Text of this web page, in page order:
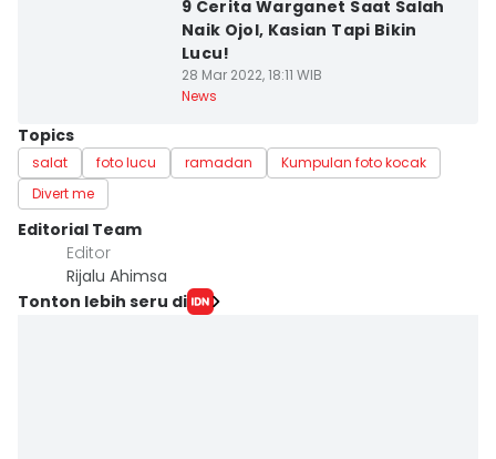
9 Cerita Warganet Saat Salah
Naik Ojol, Kasian Tapi Bikin
Lucu!
28 Mar 2022, 18:11 WIB
News
Topics
salat foto lucu ramadan
Kumpulan foto kocak
Divert me
Editorial Team
Editor
Rijalu Ahimsa
Tonton lebih seru di